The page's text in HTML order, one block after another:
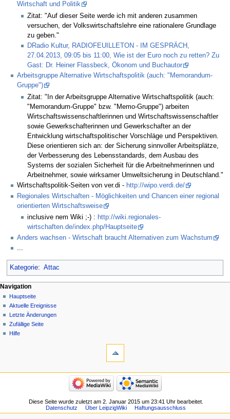
Wirtschaft und Politik
Zitat: "Auf dieser Seite werde ich mit anderen zusammen
versuchen, der Volkswirtschaftslehre eine rationalere Grundlage
zu geben."
DRadio Kultur, RADIOFEUILLETON - IM GESPRÄCH,
27.04.2013, 09:05 bis 11:00, Wie ist der Euro noch zu retten? Zu
Gast: Dr. Heiner Flassbeck, Ökonom und Buchautor
Arbeitsgruppe Alternative Wirtschaftspolitik (auch: "Memorandum-
Gruppe")
Zitat: "In der Arbeitsgruppe Alternative Wirtschaftspolitik (auch:
"Memorandum-Gruppe" bzw. "Memo-Gruppe") arbeiten
Wirtschaftswissenschaftlerinnen und Wirtschaftswissenschaftler
sowie Gewerkschafterinnen und Gewerkschafter an der
Entwicklung wirtschaftspolitischer Vorschläge und Perspektiven.
Diese orientieren sich an: der Sicherung sinnvoller Arbeitsplätze,
der Verbesserung des Lebensstandards, dem Ausbau des
Systems der sozialen Sicherheit für die Arbeitnehmerinnen und
Arbeitnehmer, sowie wirksamer Umweltsicherung in Deutschland."
Wirtschaftspolitik-Seiten von ver.di - http://wipo.verdi.de/
Regionales Wirtschaften - Möglichkeiten und Chancen einer regional
orientierten Wirtschaftsweise
inclusive nem Wiki ;-) : http://wiki.regionales-
wirtschaften.de/index.php/Hauptseite
Anders wachsen - Wirtschaft braucht Alternativen zum Wachstum
...
Kategorie: Attac
Navigation
Hauptseite
Aktuelle Ereignisse
Letzte Änderungen
Zufällige Seite
Hilfe
Diese Seite wurde zuletzt am 2. Januar 2015 um 23:41 Uhr bearbeitet.
Datenschutz
Über LeipzigWiki Haftungsausschluss